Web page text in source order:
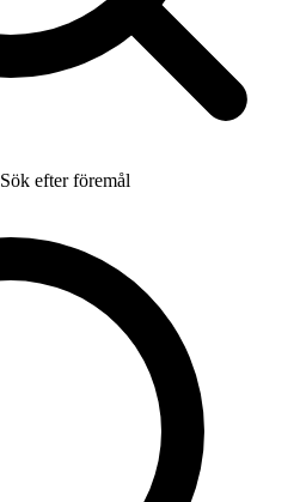
Sök efter föremål